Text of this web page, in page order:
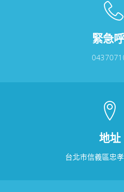
緊急
地址
台北市信義區忠